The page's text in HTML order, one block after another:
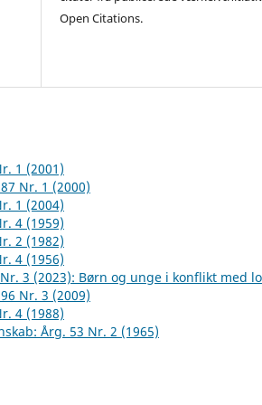
Open Citations.
1 (2001)
Nr. 1 (2000)
1 (2004)
4 (1959)
2 (1982)
4 (1956)
3 (2023): Børn og unge i konflikt med
Nr. 3 (2009)
4 (1988)
Årg. 53 Nr. 2 (1965)